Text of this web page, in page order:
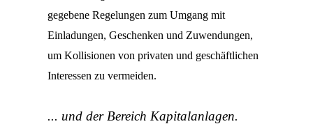
gegebene Regelungen zum Umgang mit
Einladungen, Geschenken und Zuwendungen,
um Kollisionen von privaten und geschäftlichen
Interessen zu vermeiden.
... und der Bereich Kapitalanlagen.